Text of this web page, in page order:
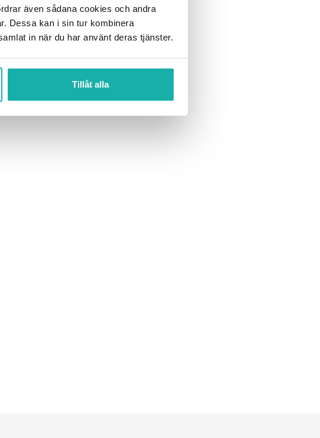
även sådana cookies och andra
Dessa kan i sin tur kombinera
in när du har använt deras tjänster.
Tillåt alla